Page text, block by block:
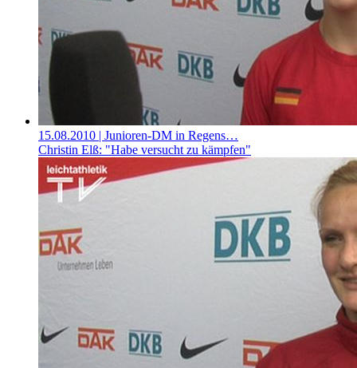
15.08.2010 | Junioren-DM in Regens…
Christin Elß: "Habe versucht zu kämpfen"